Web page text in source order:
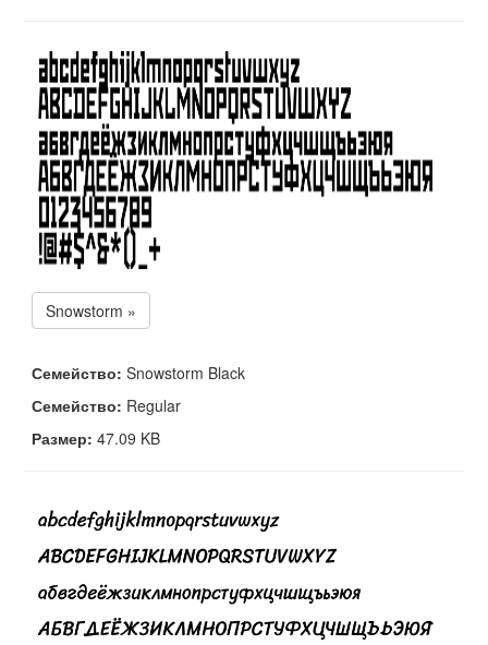
Snowstorm »
Семейство: Snowstorm Black
Семейство: Regular
Размер: 47.09 KB